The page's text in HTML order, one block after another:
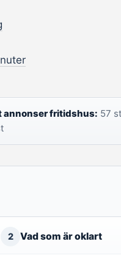
annonser fritidshus: 57
2 Vad som är oklart